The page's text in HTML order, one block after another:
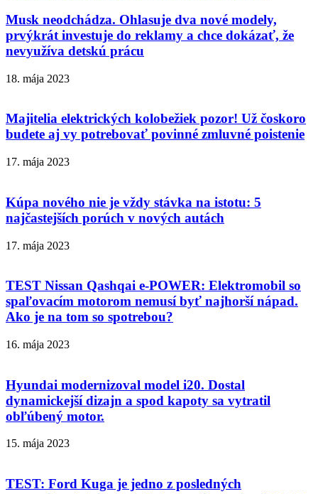
Musk neodchádza. Ohlasuje dva nové modely,
prvýkrát investuje do reklamy a chce dokázať, že
nevyužíva detskú prácu
18. mája 2023
Majitelia elektrických kolobežiek pozor! Už čoskoro
budete aj vy potrebovať povinné zmluvné poistenie
17. mája 2023
Kúpa nového nie je vždy stávka na istotu: 5
najčastejších porúch v nových autách
17. mája 2023
TEST Nissan Qashqai e-POWER: Elektromobil so
spaľovacím motorom nemusí byť najhorší nápad.
Ako je na tom so spotrebou?
16. mája 2023
Hyundai modernizoval model i20. Dostal
dynamickejší dizajn a spod kapoty sa vytratil
obľúbený motor.
15. mája 2023
TEST: Ford Kuga je jedno z posledných